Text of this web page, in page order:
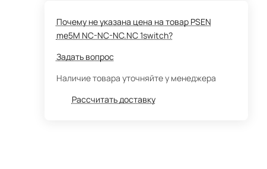
Почему не указана цена на товар PSEN
me5M NC-NC-NC.NC 1switch?
Задать вопрос
Наличие товара уточняйте у менеджера
Рассчитать доставку